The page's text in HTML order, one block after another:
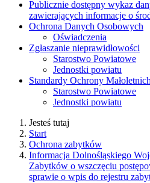
Publicznie dostępny wykaz
zawierających informacje o
Ochrona Danych Osobowych
Oświadczenia
Zgłaszanie nieprawidłowości
Starostwo Powiatowe
Jednostki powiatu
Standardy Ochrony Małoletnich
Starostwo Powiatowe
Jednostki powiatu
Jesteś tutaj
Start
Ochrona zabytków
Informacja Dolnośląskiego
Zabytków o wszczęciu
sprawie o wpis do rejestru